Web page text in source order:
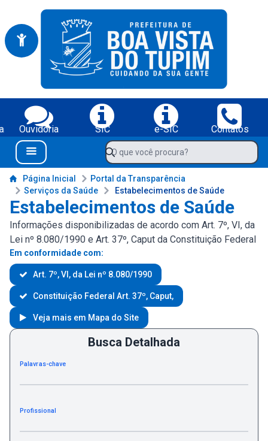
Portal da Prefeitura Municipal de Boa Vista do Tupim-BA
Serviços da Prefeitura Municipal de Boa Vista do Tupim-BA;
Ouvidoria SIC e-SIC
Contatos
Navegue pelo portal da Prefeitura de Boa Vista do Tupim-BA
Menu Bar
O que você procura?
Conteúdo da Prefeitura de Boa Vista do Tupim-BA
Página Inicial
Portal da Transparência
Serviços da Saúde
Estabelecimentos de Saúde
Estabelecimentos de Saúde
Informações disponibilizadas de acordo com Art. 7º, VI, da
Lei nº 8.080/1990 e Art. 37º, Caput da Constituição Federal
Em conformidade com:
Art. 7º, VI, da Lei nº 8.080/1990
Constituição Federal Art. 37º, Caput,
Veja mais em Mapa do Site
Busca Detalhada
Palavras-chave
Profissional